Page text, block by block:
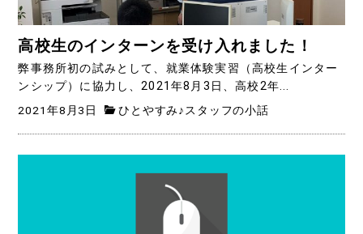
高校生のインターンを受け入れました！
弊事務所初の試みとして、就業体験実習（高校生インター
ンシップ）に協力し、2021年8月3日、高校2年...
2021年8月3日 ひとやすみ♪スタッフの小話